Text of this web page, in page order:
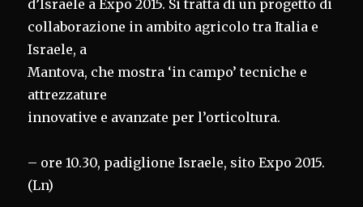
d’Israele a Expo 2015. Si tratta di un progetto di
collaborazione in ambito agricolo tra Italia e
Israele, a
Mantova, che mostra ‘in campo’ tecniche e
attrezzature
innovative e avanzate per l’orticoltura.
– ore 10.30, padiglione Israele, sito Expo 2015.
(Ln)